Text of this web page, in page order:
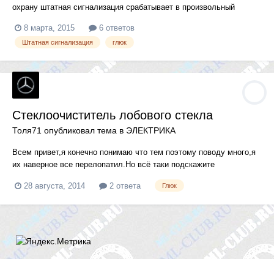
охрану штатная сигнализация срабатывает в произвольный
Дергал двери и капот в надежде, что какой-то концевик
срабатывает - реакции ноль. Зато через некоторое время вдруг
8 марта, 2015 6 ответов
Штатная сигнализация глюк
Стеклоочиститель лобового стекла
Толя71 опубликовал тема в ЭЛЕКТРИКА
Всем привет,я конечно понимаю что тем поэтому поводу много,я
их наверное все перелопатил.Но всё таки подскажите
такая,ехал на дачу,пробки дождь всю дорогу лил и на пол пути
нет.Сначала перест...
28 августа, 2014 2 ответа Глюк